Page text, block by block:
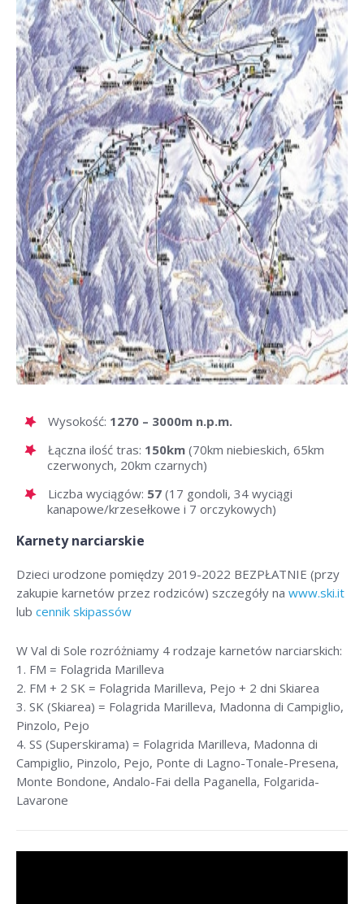
Wysokość: 1270 – 3000m n.p.m.
Łączna ilość tras: 150km (70km niebieskich, 65km
czerwonych, 20km czarnych)
Liczba wyciągów: 57 (17 gondoli, 34 wyciągi
kanapowe/krzesełkowe i 7 orczykowych)
Karnety narciarskie
Dzieci urodzone pomiędzy 2019-2022 BEZPŁATNIE (przy
zakupie karnetów przez rodziców) szczegóły na www.ski.it
lub cennik skipassów
W Val di Sole rozróżniamy 4 rodzaje karnetów narciarskich:
1. FM = Folagrida Marilleva
2. FM + 2 SK = Folagrida Marilleva, Pejo + 2 dni Skiarea
3. SK (Skiarea) = Folagrida Marilleva, Madonna di Campiglio,
Pinzolo, Pejo
4. SS (Superskirama) = Folagrida Marilleva, Madonna di
Campiglio, Pinzolo, Pejo, Ponte di Lagno-Tonale-Presena,
Monte Bondone, Andalo-Fai della Paganella, Folgarida-
Lavarone